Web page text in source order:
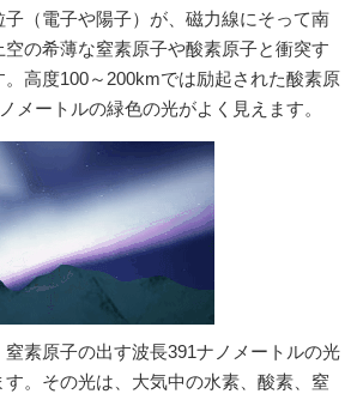
（電子や陽子）が、磁力線にそって南
の希薄な窒素原子や酸素原子と衝突す
。高度100～200kmでは励起された酸素原
メートルの緑色の光がよく見えます。
素原子の出す波長391ナノメートルの光
。その光は、大気中の水素、酸素、窒